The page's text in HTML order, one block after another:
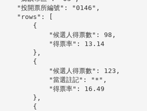
    "投開票所編號": "0146",
    "rows": [
        {
            "候選人得票數": 98,
            "得票率": 13.14
        },
        {
            "候選人得票數": 123,
            "當選註記": "*",
            "得票率": 16.49
        },
        {